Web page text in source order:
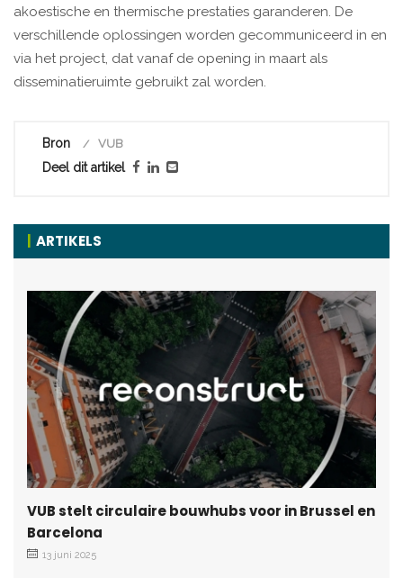
akoestische en thermische prestaties garanderen. De
verschillende oplossingen worden gecommuniceerd in en
via het project, dat vanaf de opening in maart als
disseminatieruimte gebruikt zal worden.
Bron VUB
Deel dit artikel
ARTIKELS
VUB stelt circulaire bouwhubs voor in Brussel en
Barcelona
13 juni 2025